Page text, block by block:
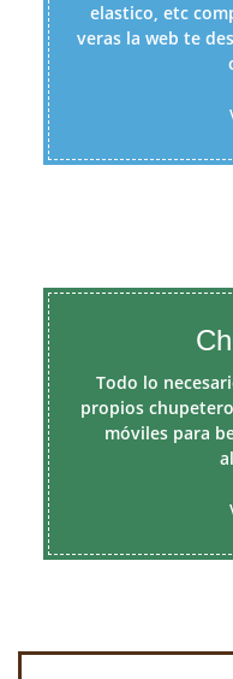
elastico, etc
veras la web te
Todo lo
propios
móviles para